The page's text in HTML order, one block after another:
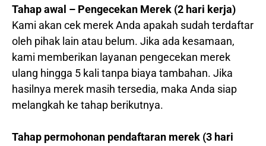
Tahap awal – Pengecekan Merek (2 hari kerja)
Kami akan cek merek Anda apakah sudah terdaftar
oleh pihak lain atau belum. Jika ada kesamaan,
kami memberikan layanan pengecekan merek
ulang hingga 5 kali tanpa biaya tambahan. Jika
hasilnya merek masih tersedia, maka Anda siap
melangkah ke tahap berikutnya.
Tahap permohonan pendaftaran merek (3 hari